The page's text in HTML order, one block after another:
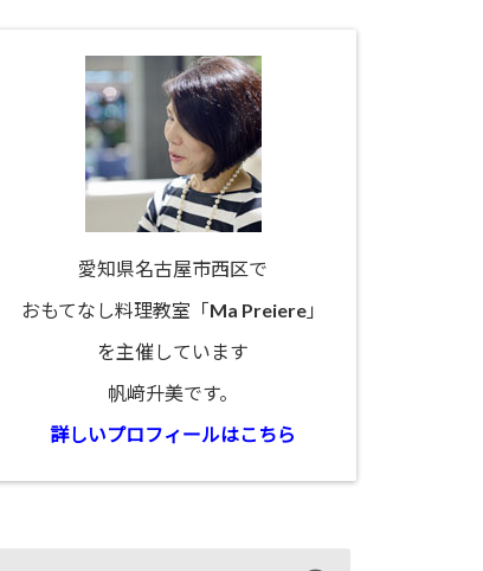
愛知県名古屋市西区で
おもてなし料理教室「Ma Preiere」
を主催しています
帆﨑升美です。
詳しいプロフィールはこちら